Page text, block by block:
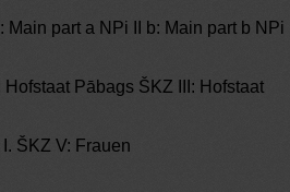
Main part a NPi II b: Main part b NPi
Pābags ŠKZ III: Hofstaat
ŠKZ V: Frauen